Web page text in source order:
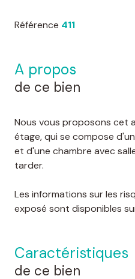
Référence 411
a propos
de ce bien
Nous vous proposons cet
étage, qui se compose
et d'une chambre avec
tarder.
Les informations sur les
exposé sont disponibles
caractéristiques
de ce bien